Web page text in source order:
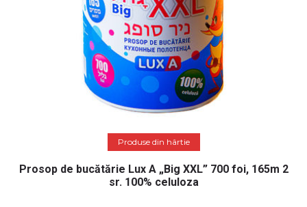
Citește mai mult
Produse din hârtie
Prosop de bucătărie Lux A „Big XXL” 700 foi, 165m 2
sr. 100% celuloza